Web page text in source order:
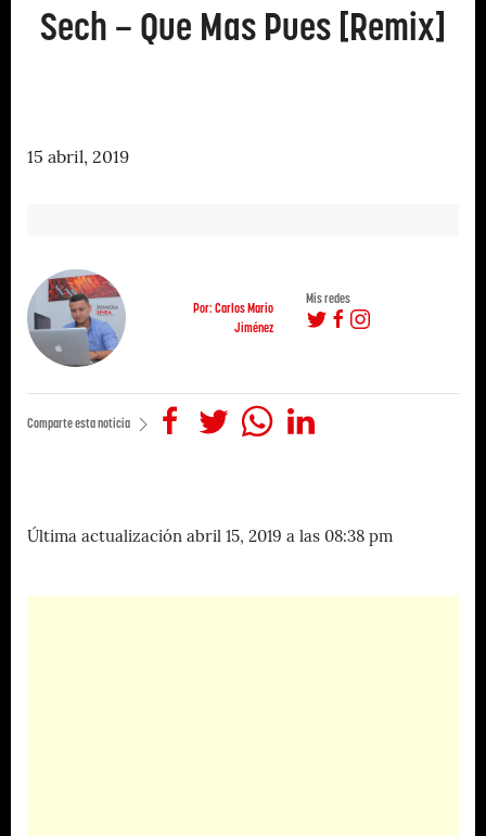
Sech – Que Mas Pues [Remix]
15 abril, 2019
Por: Carlos Mario
Jiménez
Mis redes
Comparte esta noticia
Última actualización abril 15, 2019 a las 08:38 pm